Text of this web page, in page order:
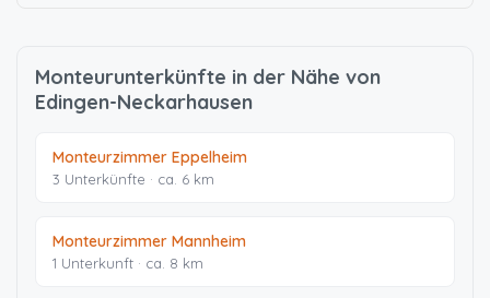
Monteurunterkünfte in der Nähe von
Edingen-Neckarhausen
Monteurzimmer Eppelheim
3 Unterkünfte · ca. 6 km
Monteurzimmer Mannheim
1 Unterkunft · ca. 8 km